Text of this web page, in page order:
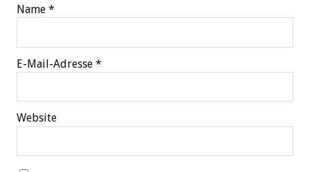
Name *
E-Mail-Adresse *
Website